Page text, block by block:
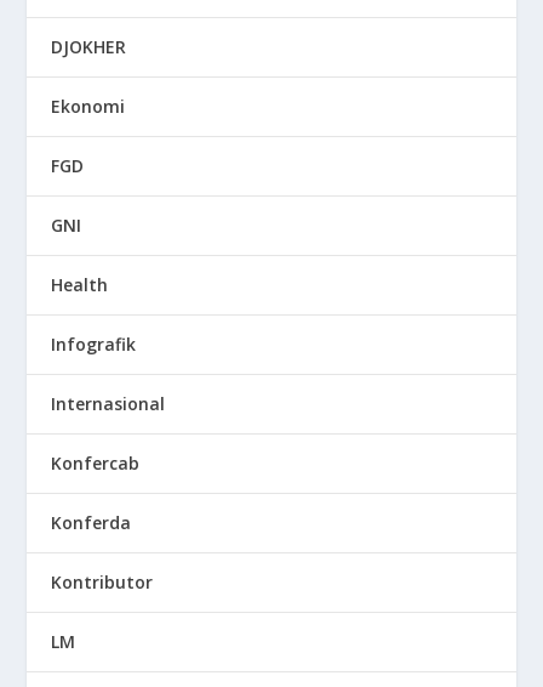
DJOKHER
Ekonomi
FGD
GNI
Health
Infografik
Internasional
Konfercab
Konferda
Kontributor
LM